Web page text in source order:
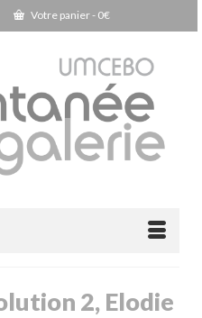
Votre panier- 0€
2, Elodie